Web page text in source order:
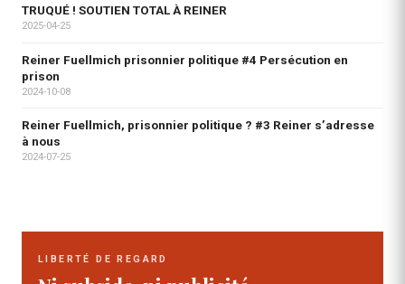
TRUQUÉ ! SOUTIEN TOTAL À REINER
2025-04-25
Reiner Fuellmich prisonnier politique #4 Persécution en
prison
2024-10-08
Reiner Fuellmich, prisonnier politique ? #3 Reiner s’adresse
à nous
2024-07-25
LIBERTÉ DE REGARD